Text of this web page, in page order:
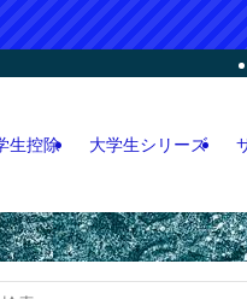
人脈論などの各情報などを
生控除 大学生シリーズ